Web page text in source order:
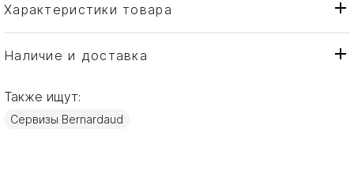
Характеристики товара
Тип товара
Чаша
Бренд
Страна производителя
Материал
Наличие и доставка
Также ищут:
Сервизы Bernardaud